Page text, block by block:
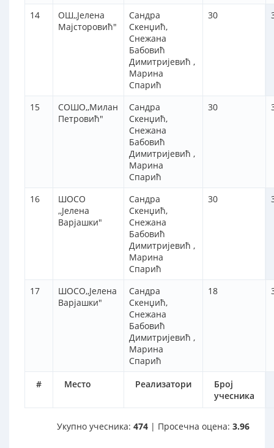
# Место Реализатори
Број
учесника
14
OШ,,Јелена
Мајсторовић"
Сандра
Скенџић,
Снежана
Бабовић
Димитријевић ,
Марина
Спарић
30
15
СОШО,,Милан
Петровић"
Сандра
Скенџић,
Снежана
Бабовић
Димитријевић ,
Марина
Спарић
30
16
ШОСО
,,Јелена
Варјашки"
Сандра
Скенџић,
Снежана
Бабовић
Димитријевић ,
Марина
Спарић
30
17
ШОСО,,Јелена
Варјашки"
Сандра
Скенџић,
Снежана
Бабовић
Димитријевић ,
Марина
Спарић
18
Укупно учесника: 474 | Просечна оцена: 3.96